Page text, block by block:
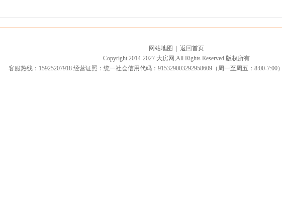
网站地图
返回首页
Copyright 2014-2027 大房网,All Rights Reserved 版权所有
客服热线：15925207918 经营证照：统一社会信用代码：915329003292958609（周一至周五：8:00-7:00）